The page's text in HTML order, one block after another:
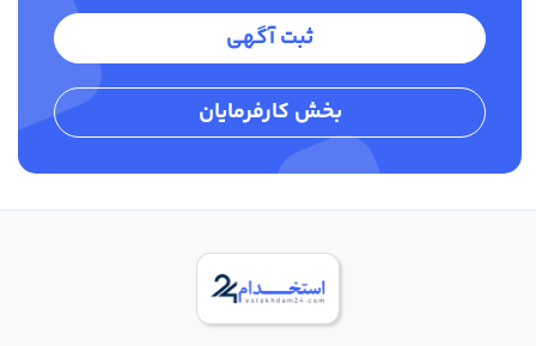
ثبت آگهی
بخش کارفرمایان